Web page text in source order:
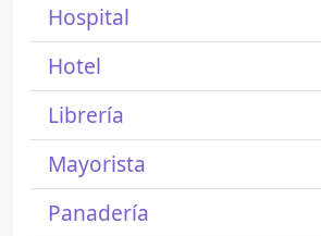
Hospital
Hotel
Librería
Mayorista
Panadería